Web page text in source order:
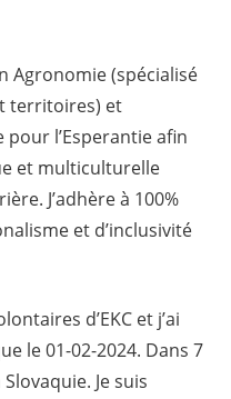
Agronomie (spécialisé
territoires) et
pour l’Esperantie afin
et multiculturelle
J’adhère à 100%
et d’inclusivité
d’EKC et j’ai
le 01-02-2024. Dans 7
Je suis